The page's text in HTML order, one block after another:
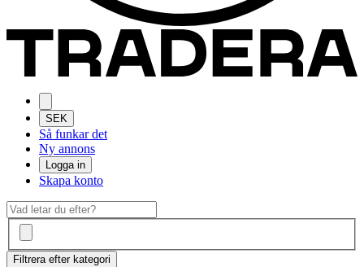
SEK
Så funkar det
Ny annons
Logga in
Skapa konto
Filtrera efter kategori